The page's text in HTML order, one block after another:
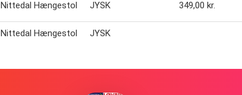
Nittedal Hængestol JYSK 349,00 kr.
Nittedal Hængestol JYSK